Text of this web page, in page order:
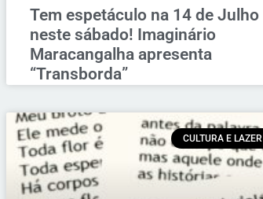
Tem espetáculo na 14 de Julho
neste sábado! Imaginário
Maracangalha apresenta
“Transborda”
CULTURA E LAZER